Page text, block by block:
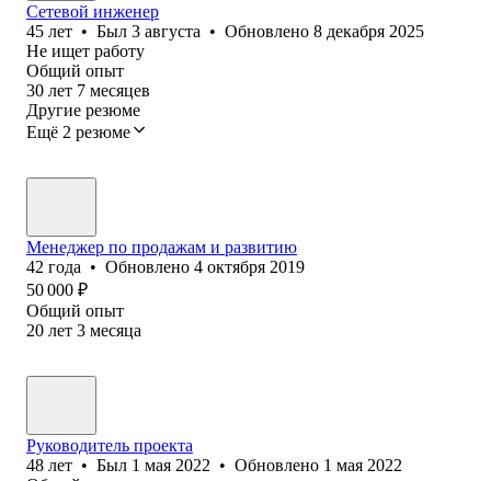
Сетевой инженер
45 лет • Был 3 августа • Обновлено 8 декабря 2025
Не ищет работу
Общий опыт
30 лет 7 месяцев
Другие резюме
Ещё 2 резюме
Менеджер по продажам и развитию
42 года • Обновлено 4 октября 2019
50 000 ₽
Общий опыт
20 лет 3 месяца
Руководитель проекта
48 лет • Был 1 мая 2022 • Обновлено 1 мая 2022